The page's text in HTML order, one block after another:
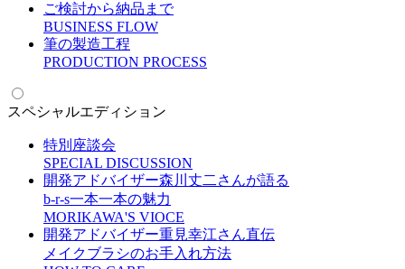
ご検討から納品まで
BUSINESS FLOW
筆の製造工程
PRODUCTION PROCESS
スペシャルエディション
特別座談会
SPECIAL DISCUSSION
開発アドバイザー森川丈二さんが語る
b-r-s一本一本の魅力
MORIKAWA'S VIOCE
開発アドバイザー重見幸江さん直伝
メイクブラシのお手入れ方法